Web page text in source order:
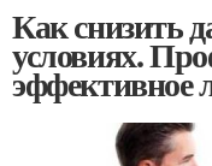
Как снизить
условиях.
эффективное